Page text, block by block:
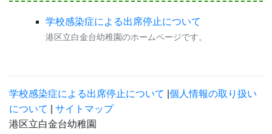
学校感染症による出席停止について
港区立白金台幼稚園のホームページです。
学校感染症による出席停止について 個人情報の取り扱い
について
サイトマップ
港区立白金台幼稚園